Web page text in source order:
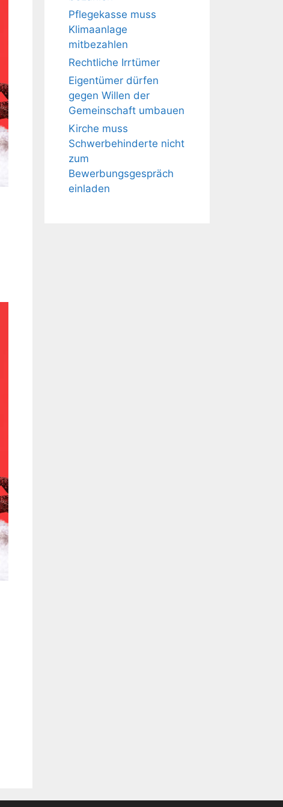
Pflegekasse muss
Klimaanlage
mitbezahlen
Rechtliche Irrtümer
Eigentümer dürfen
gegen Willen der
Gemeinschaft umbauen
Kirche muss
Schwerbehinderte nicht
zum
Bewerbungsgespräch
einladen